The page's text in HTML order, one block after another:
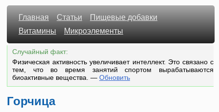
Главная Статьи
Пищевые добавки
Витамины
Микроэлементы
Случайный факт:
Физическая активность увеличивает интеллект. Это связано с
тем, что во время занятий спортом вырабатываются
биоактивные вещества. — Обновить
Горчица